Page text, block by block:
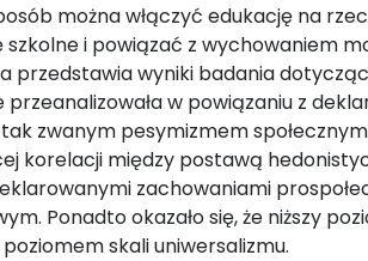
można włączyć edukację na
szkolne i powiązać z wychowaniem
przedstawia wyniki badania
w powiązaniu z
zwanym pesymizmem
korelacji między postawą
zachowaniami
Ponadto okazało się, że niższy
skali uniwersalizmu.